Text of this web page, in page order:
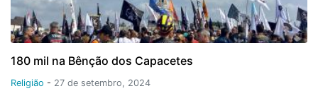
180 mil na Bênção dos Capacetes
Religião - 27 de setembro, 2024